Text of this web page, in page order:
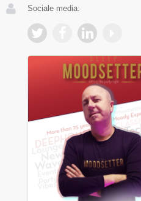
Sociale media: